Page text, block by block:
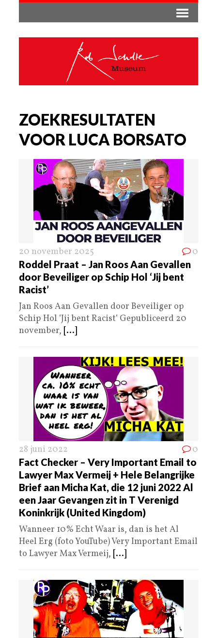
ZOEKRESULTATEN
VOOR LUCA BORSATO
20 november 2025 0
Roddel Praat – Jan Roos Aan Gevallen
door Beveiliger op Schip Hol ‘Jij bent
Racist’
Jan Roos Aan Gevallen door Beveiliger op
Schip Hol ‘Jij bent Racist‘ Gepubliceerd 20
november, [...]
28 juni 2022 0
Fact Checker – Very Important Email to
Lawyer Max Vermeij + Hele Belangrijke
Brief aan Micha Kat, die 12 juni 2022 Al
een Jaar Gevangen zit in T Verenigd
Koninkrijk (United Kingdom)
Wanneer 10% Echt Waar is, dan is het Al
Heel Erg (foto YouTube) Very Important Email
to Lawyer Max Vermeij, [...]